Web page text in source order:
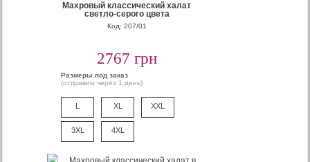
Махровый классический халат
светло-серого цвета
Код: 207/01
2767 грн
Размеры под заказ
(отправим через 1 день)
L XL XXL
3XL 4XL